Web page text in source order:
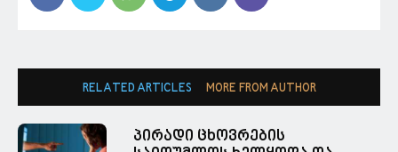
RELATED ARTICLES MORE FROM AUTHOR
პირადი ცხოვრების